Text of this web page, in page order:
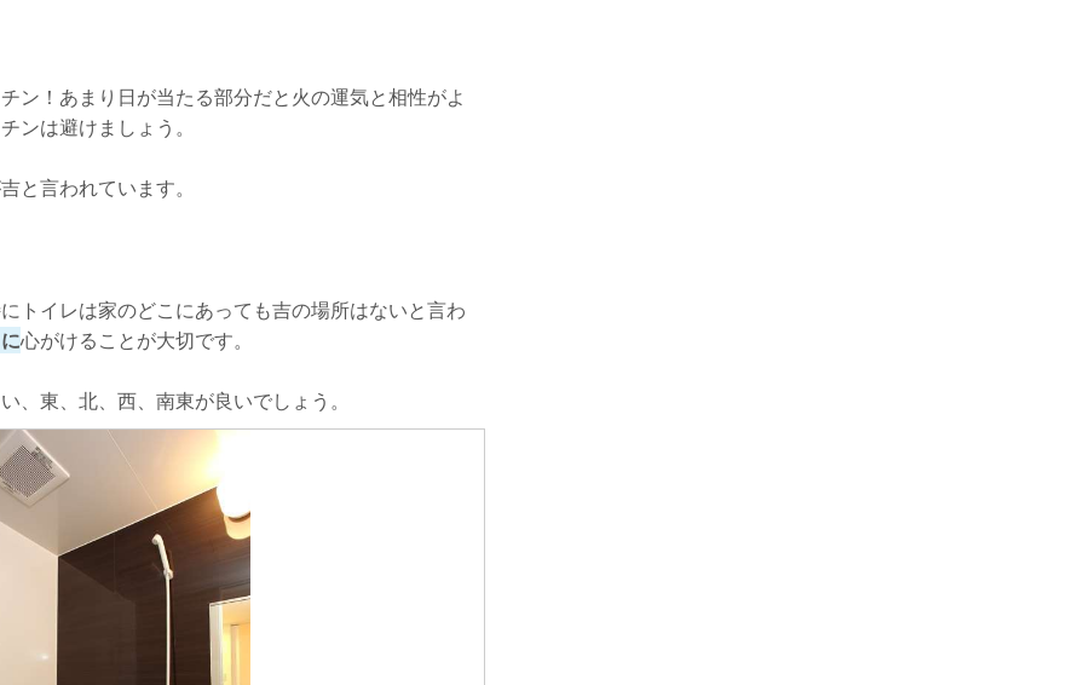
ン！あまり日が当たる部分だと火の運気と相性がよ
ンは避けましょう。
と言われています。
トイレは家のどこにあっても吉の場所はないと言わ
心がけることが大切です。
、東、北、西、南東が良いでしょう。